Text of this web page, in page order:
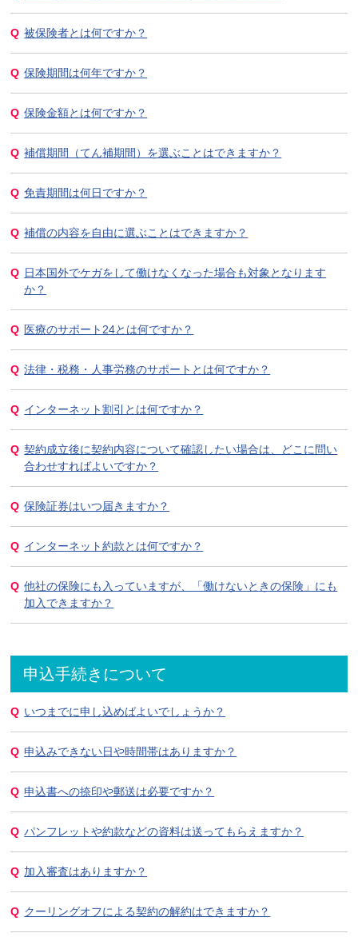
被保険者とは何ですか？
保険期間は何年ですか？
保険金額とは何ですか？
補償期間（てん補期間）を選ぶことはできますか？
免責期間は何日ですか？
補償の内容を自由に選ぶことはできますか？
日本国外でケガをして働けなくなった場合も対象となります
か？
医療のサポート24とは何ですか？
法律・税務・人事労務のサポートとは何ですか？
インターネット割引とは何ですか？
契約成立後に契約内容について確認したい場合は、どこに問い
合わせすればよいですか？
保険証券はいつ届きますか？
インターネット約款とは何ですか？
他社の保険にも入っていますが、「働けないときの保険」にも
加入できますか？
申込手続きについて
いつまでに申し込めばよいでしょうか？
申込みできない日や時間帯はありますか？
申込書への捺印や郵送は必要ですか？
パンフレットや約款などの資料は送ってもらえますか？
加入審査はありますか？
クーリングオフによる契約の解約はできますか？